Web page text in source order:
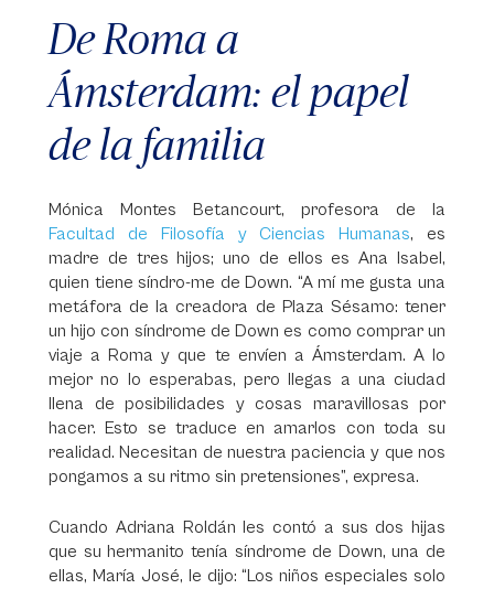
De Roma a
Ámsterdam: el papel
de la familia
Mónica Montes Betancourt, profesora de la
Facultad de Filosofía y Ciencias Humanas, es
madre de tres hijos; uno de ellos es Ana Isabel,
quien tiene síndro-me de Down. “A mí me gusta una
metáfora de la creadora de Plaza Sésamo: tener
un hijo con síndrome de Down es como comprar un
viaje a Roma y que te envíen a Ámsterdam. A lo
mejor no lo esperabas, pero llegas a una ciudad
llena de posibilidades y cosas maravillosas por
hacer. Esto se traduce en amarlos con toda su
realidad. Necesitan de nuestra paciencia y que nos
pongamos a su ritmo sin pretensiones”, expresa.
Cuando Adriana Roldán les contó a sus dos hijas
que su hermanito tenía síndrome de Down, una de
ellas, María José, le dijo: “Los niños especiales solo